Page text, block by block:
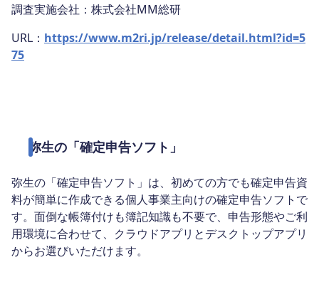
調査実施会社：株式会社MM総研
URL： https://www.m2ri.jp/release/detail.html?id=5
75
弥生の「確定申告ソフト」
弥生の「確定申告ソフト」は、初めての方でも確定申告資
料が簡単に作成できる個人事業主向けの確定申告ソフトで
す。面倒な帳簿付けも簿記知識も不要で、申告形態やご利
用環境に合わせて、クラウドアプリとデスクトップアプリ
からお選びいただけます。